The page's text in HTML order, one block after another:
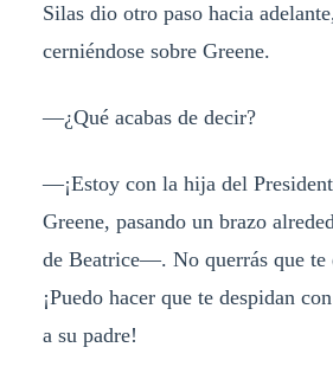
Silas dio otro paso hacia
cerniéndose sobre Greene.
—¿Qué acabas de decir?
—¡Estoy con la hija del
Greene, pasando un brazo
de Beatrice—. No querrás que te
¡Puedo hacer que te despidan
a su padre!